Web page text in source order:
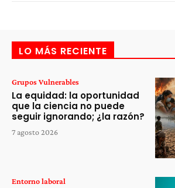
LO MÁS RECIENTE
Grupos Vulnerables
La equidad: la oportunidad
que la ciencia no puede
seguir ignorando; ¿la razón?
7 agosto 2026
Entorno laboral